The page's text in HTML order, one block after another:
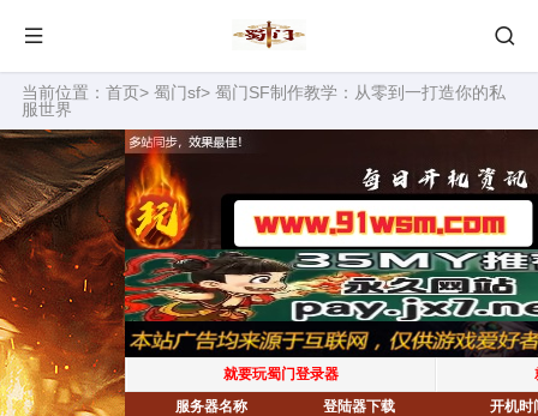
当前位置： 首页> 蜀门sf> 蜀门SF制作教学：从零到一打造你的私
服世界